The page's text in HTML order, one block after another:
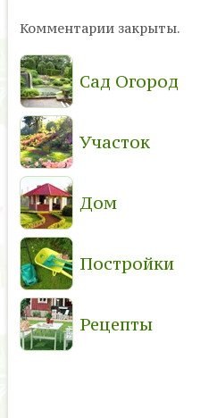
Комментарии закрыты.
Сад Огород
Участок
Дом
Постройки
Рецепты